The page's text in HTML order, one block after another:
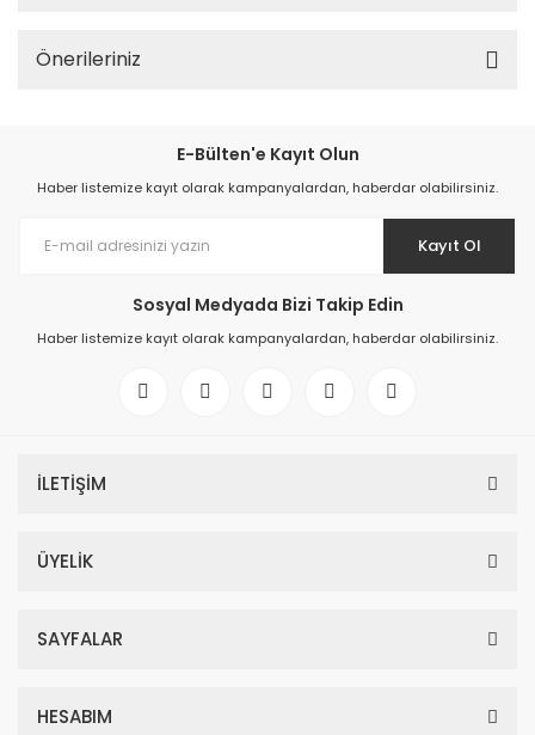
Önerileriniz
E-Bülten'e Kayıt Olun
Haber listemize kayıt olarak kampanyalardan, haberdar olabilirsiniz.
Kayıt Ol
Sosyal Medyada Bizi Takip Edin
Haber listemize kayıt olarak kampanyalardan, haberdar olabilirsiniz.
İLETİŞİM
ÜYELİK
SAYFALAR
HESABIM